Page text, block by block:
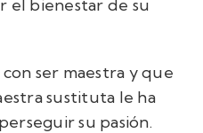
el bienestar de su
ser maestra y que
sustituta le ha
su pasión.